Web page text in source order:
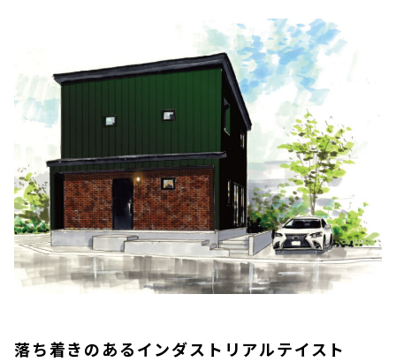
落ち着きのあるインダストリアルテイスト